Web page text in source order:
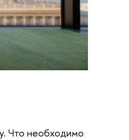
Что необходимо